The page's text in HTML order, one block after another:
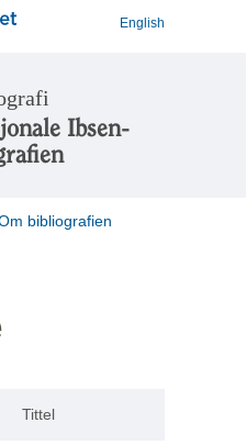
English
Ibsen-
bibliografien
Tittel